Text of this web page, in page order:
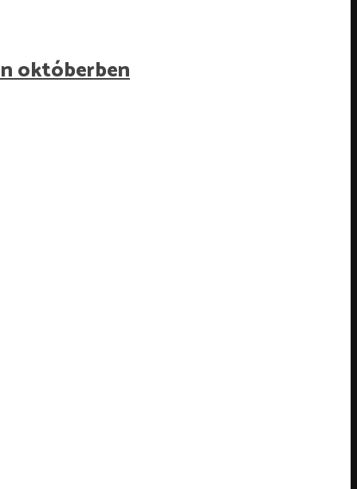
októberben